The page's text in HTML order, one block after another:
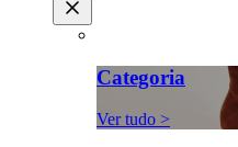
Categoria
Ver tudo >